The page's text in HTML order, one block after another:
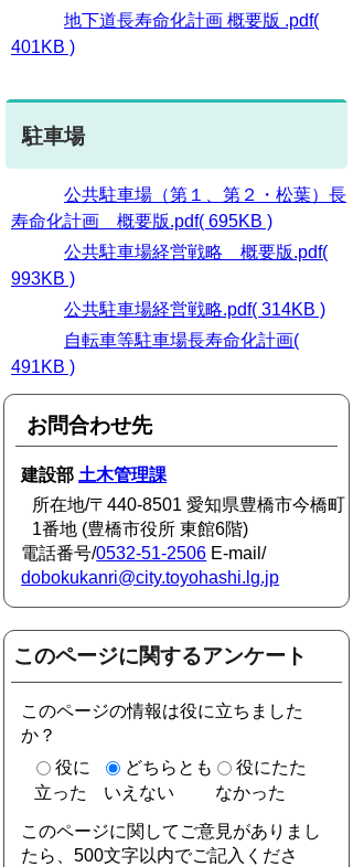
地下道長寿命化計画 概要版 .pdf(
401KB )
駐車場
公共駐車場（第１、第２・松葉）長
寿命化計画 概要版.pdf( 695KB )
公共駐車場経営戦略 概要版.pdf(
993KB )
公共駐車場経営戦略.pdf( 314KB )
自転車等駐車場長寿命化計画(
491KB )
お問合わせ先
建設部 土木管理課
所在地/〒440-8501 愛知県豊橋市今橋町
1番地 (豊橋市役所 東館6階)
電話番号/0532-51-2506 E-mail/
dobokukanri@city.toyohashi.lg.jp
このページに関するアンケート
このページの情報は役に立ちました
か？
役に
立った
どちらとも
いえない
役にたた
なかった
このページに関してご意見がありまし
たら、500文字以内でご記入くださ